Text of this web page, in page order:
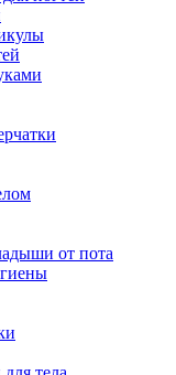
от пота